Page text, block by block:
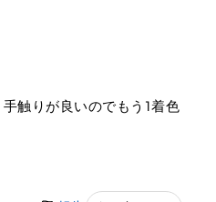
触りが良いのでもう1着色